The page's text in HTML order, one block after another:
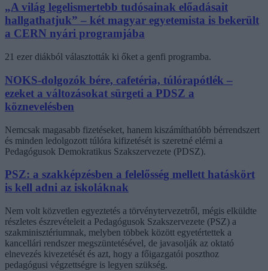
„A világ legelismertebb tudósainak előadásait
hallgathatjuk” – két magyar egyetemista is bekerült
a CERN nyári programjába
21 ezer diákból választották ki őket a genfi programba.
NOKS-dolgozók bére, cafetéria, túlórapótlék –
ezeket a változásokat sürgeti a PDSZ a
köznevelésben
Nemcsak magasabb fizetéseket, hanem kiszámíthatóbb bérrendszert
és minden ledolgozott túlóra kifizetését is szeretné elérni a
Pedagógusok Demokratikus Szakszervezete (PDSZ).
PSZ: a szakképzésben a felelősség mellett hatáskört
is kell adni az iskoláknak
Nem volt közvetlen egyeztetés a törvénytervezetről, mégis elküldte
részletes észrevételeit a Pedagógusok Szakszervezete (PSZ) a
szakminisztériumnak, melyben többek között egyetértettek a
kancellári rendszer megszüntetésével, de javasolják az oktató
elnevezés kivezetését és azt, hogy a főigazgatói poszthoz
pedagógusi végzettségre is legyen szükség.